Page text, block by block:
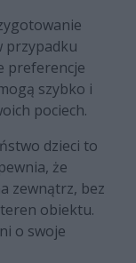
przypadku
preferencje
szybko i
pociech.
dzieci to
że
zewnątrz, bez
obiektu.
o swoje